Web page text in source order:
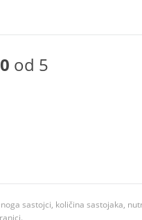
0 od 5
sastojci, količina sastojaka,